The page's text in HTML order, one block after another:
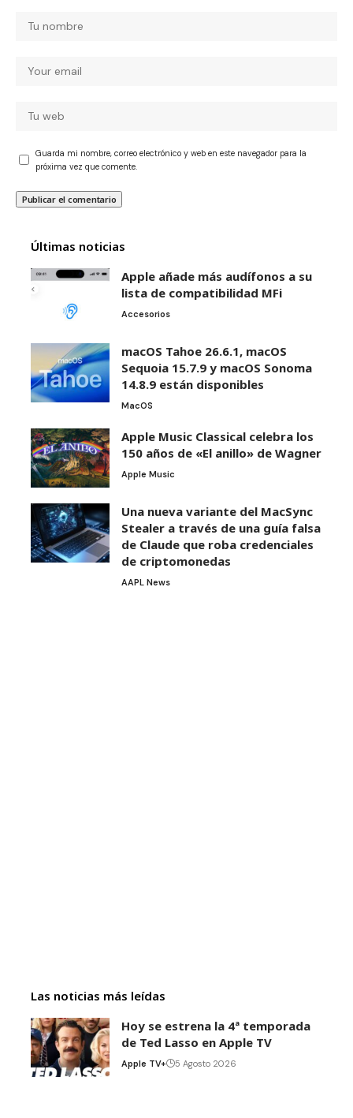
Guarda mi nombre, correo electrónico y web en este navegador para la
próxima vez que comente.
Últimas noticias
Apple añade más audífonos a su
lista de compatibilidad MFi
Accesorios
macOS Tahoe 26.6.1, macOS
Sequoia 15.7.9 y macOS Sonoma
14.8.9 están disponibles
MacOS
Apple Music Classical celebra los
150 años de «El anillo» de Wagner
Apple Music
Una nueva variante del MacSync
Stealer a través de una guía falsa
de Claude que roba credenciales
de criptomonedas
AAPL News
Las noticias más leídas
Hoy se estrena la 4ª temporada
de Ted Lasso en Apple TV
Apple TV+ 5 Agosto 2026